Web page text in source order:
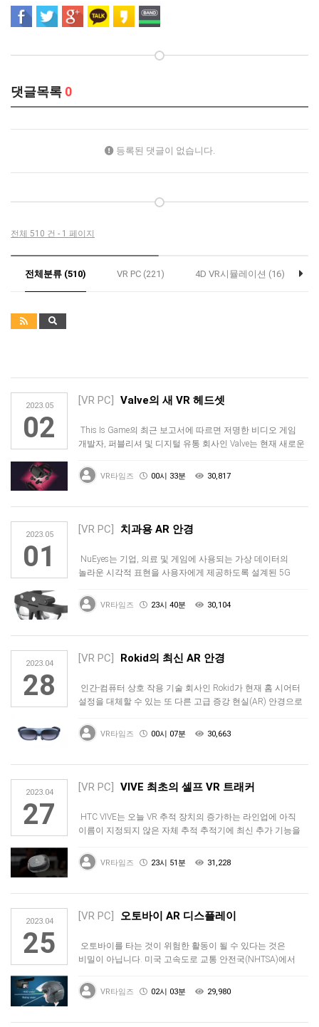
댓글목록 0
등록된 댓글이 없습니다.
전체 510 건 - 1 페이지
전체분류 (510) VR PC (221) 4D VR시뮬레이션 (16)
2023.05
02
[VR PC] Valve의 새 VR 헤드셋
This Is Game의 최근 보고서에 따르면 저명한 비디오 게임
개발자, 퍼블리셔 및 디지털 유통 회사인 Valve는 현재 새로운
VR타임즈 00시 33분 30,817
2023.05
01
[VR PC] 치과용 AR 안경
NuEyes는 기업, 의료 및 게임에 사용되는 가상 데이터의
놀라운 시각적 표현을 사용자에게 제공하도록 설계된 5G
VR타임즈 23시 40분 30,104
2023.04
28
[VR PC] Rokid의 최신 AR 안경
인간-컴퓨터 상호 작용 기술 회사인 Rokid가 현재 홈 시어터
설정을 대체할 수 있는 또 다른 고급 증강 현실(AR) 안경으로
VR타임즈 00시 07분 30,663
2023.04
27
[VR PC] VIVE 최초의 셀프 VR 트래커
HTC VIVE는 오늘 VR 추적 장치의 증가하는 라인업에 아직
이름이 지정되지 않은 자체 추적 추적기에 최신 추가 기능을
VR타임즈 23시 51분 31,228
2023.04
25
[VR PC] 오토바이 AR 디스플레이
오토바이를 타는 것이 위험한 활동이 될 수 있다는 것은
비밀이 아닙니다. 미국 고속도로 교통 안전국(NHTSA)에서
VR타임즈 02시 03분 29,980